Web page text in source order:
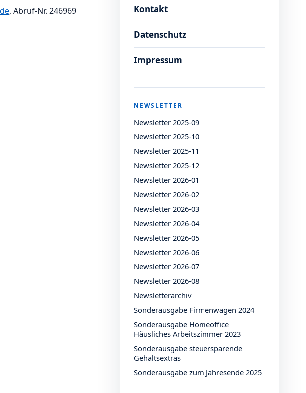
, Abruf-Nr. 246969 Kontakt
Datenschutz
Impressum
NEWSLETTER
Newsletter 2025-09
Newsletter 2025-10
Newsletter 2025-11
Newsletter 2025-12
Newsletter 2026-01
Newsletter 2026-02
Newsletter 2026-03
Newsletter 2026-04
Newsletter 2026-05
Newsletter 2026-06
Newsletter 2026-07
Newsletter 2026-08
Newsletterarchiv
Sonderausgabe Firmenwagen 2024
Sonderausgabe Homeoffice
Häusliches Arbeitszimmer 2023
Sonderausgabe steuersparende
Gehaltsextras
Sonderausgabe zum Jahresende 2025